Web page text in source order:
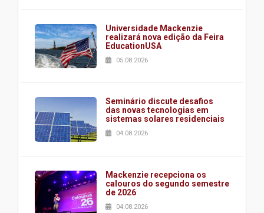
Universidade Mackenzie
realizará nova edição da Feira
EducationUSA
05.08.2026
Seminário discute desafios
das novas tecnologias em
sistemas solares residenciais
04.08.2026
Mackenzie recepciona os
calouros do segundo semestre
de 2026
04.08.2026